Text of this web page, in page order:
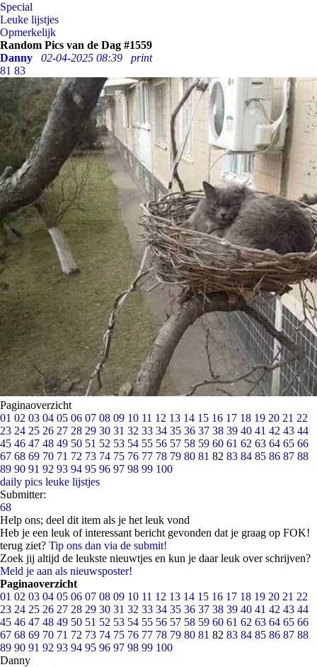
Special
Leuke lijstjes
Opmerkelijk
Random Pics van de Dag #1559
Danny
02-04-2025 08:39
print
81 83
Paginaoverzicht
01 02 03 04 05 06 07 08 09 10 11 12 13 14 15 16 17 18 19 20 21 22
23 24 25 26 27 28 29 30 31 32 33 34 35 36 37 38 39 40 41 42 43 44
45 46 47 48 49 50 51 52 53 54 55 56 57 58 59 60 61 62 63 64 65 66
67 68 69 70 71 72 73 74 75 76 77 78 79 80 81 82 83 84 85 86 87 88
89 90 91 92 93 94 95 96 97 98 99 100
daily pics leuke lijstjes
Submitter:
68
Help ons; deel dit item als je het leuk vond
Heb je een leuk of interessant bericht gevonden dat je graag op FOK!
terug ziet? Tip ons dan via de submit!
Zoek jij altijd de leukste nieuwtjes en kun je daar leuk over schrijven?
Meld je aan als nieuwsposter!
Paginaoverzicht
01 02 03 04 05 06 07 08 09 10 11 12 13 14 15 16 17 18 19 20 21 22
23 24 25 26 27 28 29 30 31 32 33 34 35 36 37 38 39 40 41 42 43 44
45 46 47 48 49 50 51 52 53 54 55 56 57 58 59 60 61 62 63 64 65 66
67 68 69 70 71 72 73 74 75 76 77 78 79 80 81 82 83 84 85 86 87 88
89 90 91 92 93 94 95 96 97 98 99 100
Danny